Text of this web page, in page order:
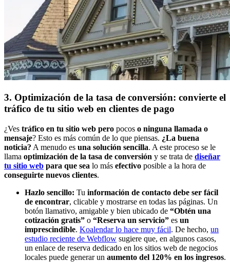
3. Optimización de la tasa de conversión: convierte el
tráfico de tu sitio web en clientes de pago
¿Ves tráfico en tu sitio web pero pocos o ninguna llamada o
mensaje? Esto es más común de lo que piensas. ¿La buena
noticia? A menudo es una solución sencilla. A este proceso se le
llama optimización de la tasa de conversión y se trata de diseñar
tu sitio web para que sea lo más efectivo posible a la hora de
conseguirte nuevos clientes.
Hazlo sencillo: Tu información de contacto debe ser fácil
de encontrar, clicable y mostrarse en todas las páginas. Un
botón llamativo, amigable y bien ubicado de “Obtén una
cotización gratis” o “Reserva un servicio” es un
imprescindible. Koalendar lo hace muy fácil. De hecho, un
estudio reciente de Webflow sugiere que, en algunos casos,
un enlace de reserva dedicado en los sitios web de negocios
locales puede generar un aumento del 120% en los ingresos.